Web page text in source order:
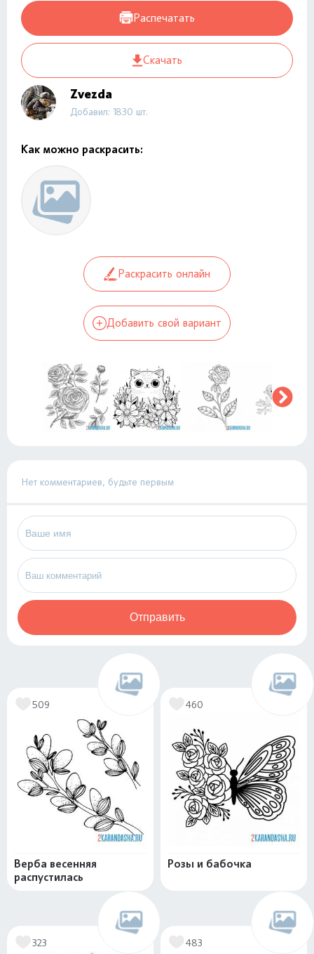
Распечатать
Скачать
Zvezda
Добавил: 1830 шт.
Как можно раскрасить:
Раскрасить онлайн
Добавить свой вариант
Нет комментариев, будьте первым
Отправить
509
Верба весенняя
распустилась
460
Розы и бабочка
323 483